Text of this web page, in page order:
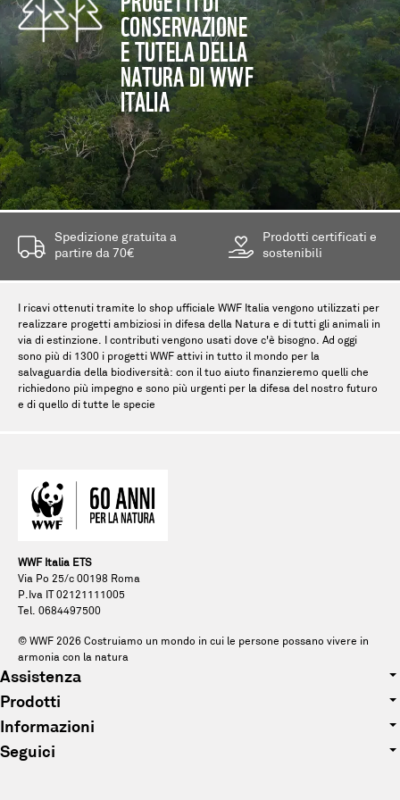
CONSERVAZIONE
E TUTELA DELLA
NATURA DI WWF
ITALIA
Spedizione gratuita a
partire da 70€
Prodotti certificati e
sostenibili
I ricavi ottenuti tramite lo shop ufficiale WWF Italia vengono utilizzati per
realizzare progetti ambiziosi in difesa della Natura e di tutti gli animali in
via di estinzione. I contributi vengono usati dove c'è bisogno. Ad oggi
sono più di 1300 i progetti WWF attivi in tutto il mondo per la
salvaguardia della biodiversità: con il tuo aiuto finanzieremo quelli che
richiedono più impegno e sono più urgenti per la difesa del nostro futuro
e di quello di tutte le specie
WWF Italia ETS
Via Po 25/c 00198 Roma
P.Iva IT 02121111005
Tel. 0684497500
© WWF 2026 Costruiamo un mondo in cui le persone possano vivere in
armonia con la natura
Assistenza
Tel. 0684497500
E-mail: pandagift@wwf.it
Prodotti
Abbigliamento
Accessori
Informazioni
Chi siamo
Seguici